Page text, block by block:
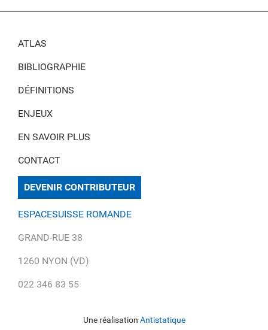
ATLAS
BIBLIOGRAPHIE
DÉFINITIONS
ENJEUX
EN SAVOIR PLUS
CONTACT
DEVENIR CONTRIBUTEUR
ESPACESUISSE ROMANDE
GRAND-RUE 38
1260 NYON (VD)
022 346 83 55
Une réalisation Antistatique